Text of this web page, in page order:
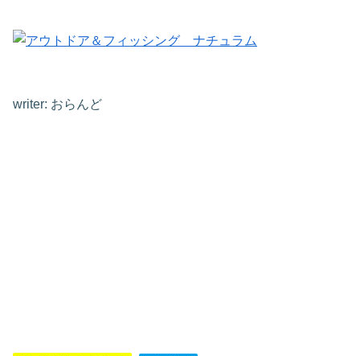
writer: おらんど